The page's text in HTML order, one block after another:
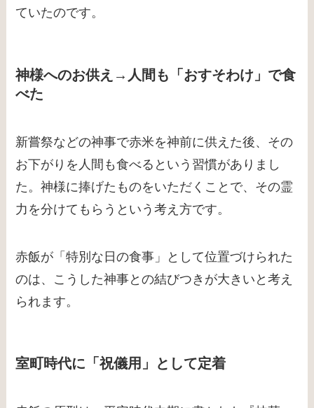
ていたのです。
神様へのお供え→人間も「おすそわけ」で食
べた
新嘗祭などの神事で赤米を神前に供えた後、その
お下がりを人間も食べるという習慣がありまし
た。神様に捧げたものをいただくことで、その霊
力を分けてもらうという考え方です。
赤飯が「特別な日の食事」として位置づけられた
のは、こうした神事との結びつきが大きいと考え
られます。
室町時代に「祝儀用」として定着